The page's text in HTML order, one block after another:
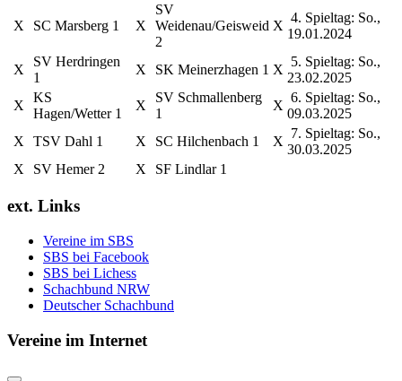
X SC Marsberg 1 X
SV
Weidenau/Geisweid
2
X
4. Spieltag: So.,
19.01.2024
X
SV Herdringen
1
X SK Meinerzhagen 1 X
5. Spieltag: So.,
23.02.2025
X
KS
Hagen/Wetter 1
X
SV Schmallenberg
1
X
6. Spieltag: So.,
09.03.2025
X
TSV Dahl 1 X SC Hilchenbach 1 X
7. Spieltag: So.,
30.03.2025
X
SV Hemer 2 X SF Lindlar 1
ext. Links
Vereine im SBS
SBS bei Facebook
SBS bei Lichess
Schachbund NRW
Deutscher Schachbund
Vereine im Internet